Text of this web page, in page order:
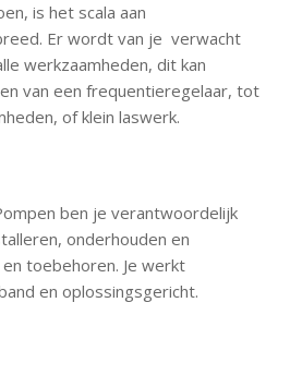
is het scala aan
Er wordt van je verwacht
werkzaamheden, dit kan
van een frequentieregelaar, tot
of klein laswerk.
ben je verantwoordelijk
onderhouden en
toebehoren. Je werkt
en oplossingsgericht.